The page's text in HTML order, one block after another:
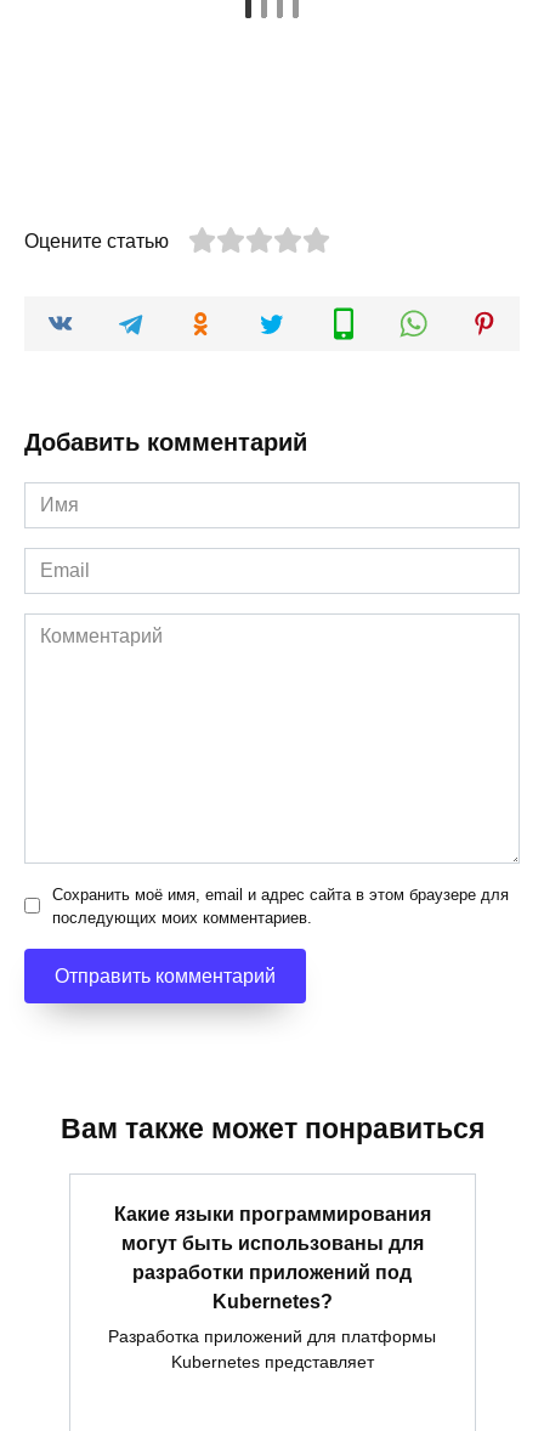
Оцените статью
Добавить комментарий
Имя
*
Email
*
Комментарий
Сохранить моё имя, email и адрес сайта в этом браузере для
последующих моих комментариев.
Вам также может понравиться
Какие языки программирования
могут быть использованы для
разработки приложений под
Kubernetes?
Разработка приложений для платформы
Kubernetes представляет